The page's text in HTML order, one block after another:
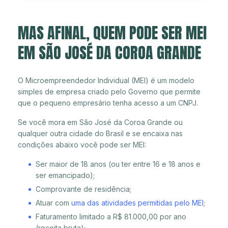
MAS AFINAL, QUEM PODE SER MEI
EM SÃO JOSÉ DA COROA GRANDE
O Microempreendedor Individual (MEI) é um modelo
simples de empresa criado pelo Governo que permite
que o pequeno empresário tenha acesso a um CNPJ.
Se você mora em São José da Coroa Grande ou
qualquer outra cidade do Brasil e se encaixa nas
condições abaixo você pode ser MEI:
Ser maior de 18 anos (ou ter entre 16 e 18 anos e
ser emancipado);
Comprovante de residência;
Atuar com uma das atividades permitidas pelo MEI;
Faturamento limitado a R$ 81.000,00 por ano